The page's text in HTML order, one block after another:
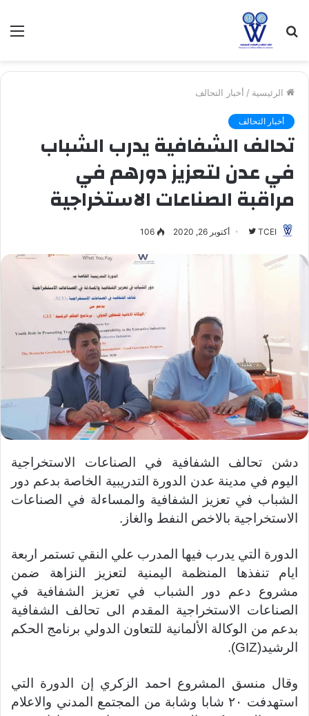
بحث
عن
الرئيسية / أخبار التحالف
أخبار التحالف
تحالف الشفافية يدرب الشباب
في عدن لتعزيز دورهم في
مراقبة الصناعات الاستخراجية
TCEI
و
ي
ت
ر
أكتوبر 26, 2020 106
دشن تحالف الشفافية في الصناعات الاستخراجية
اليوم في مدينة عدن الدورة التدريبية الخاصة بدعم دور
الشباب في تعزيز الشفافية والمساءلة في الصناعات
الاستخراجية بالاخص النفط والغاز.
الدورة التي يدرب فيها المدرب علي النقي تستمر اربعة
ايام تنفذها المنظمة اليمنية لتعزيز النزاهة ضمن
مشروع دعم دور الشباب في تعزيز الشفافية في
الصناعات الاستخراجية المقدم الى تحالف الشفافية
بدعم من الوكالة الألمانية للتعاون الدولي برنامج الحكم
الرشيد(GIZ).
وقال منسق المشروع احمد الزكري إن الدورة التي
استهدفت ٢٠ شابا وشابة من المجتمع المدني والاعلام